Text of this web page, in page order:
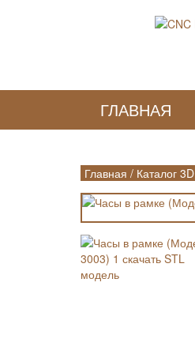
ГЛАВНАЯ
Главная / Каталог 3D